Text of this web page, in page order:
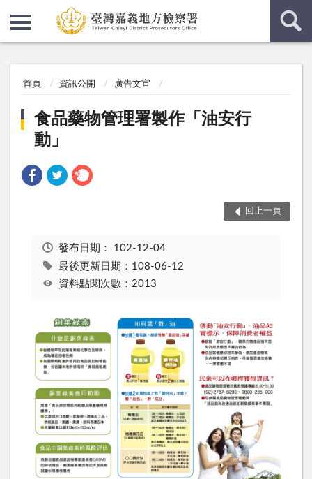
首頁 資訊公開 廣告文宣
食品藥物管理署製作「油安行
動」
回上一頁
發布日期： 102-12-04
最後更新日期：108-06-12
資料點閱次數：2013